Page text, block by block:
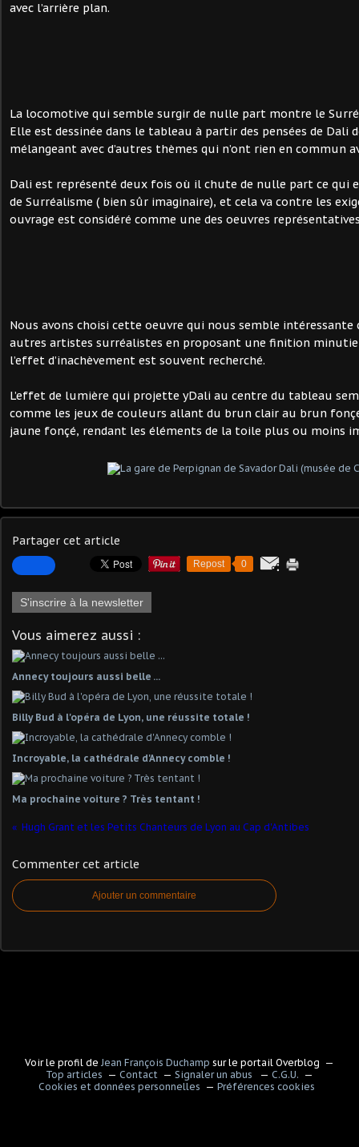
avec l’arrière plan.
La locomotive qui semble surgir de nulle part montre le
Elle est dessinée dans le tableau à partir des pensées de Dali
mélangeant avec d’autres thèmes qui n’ont rien en commun
Dali est représenté deux fois où il chute de nulle part ce qui
de Surréalisme ( bien sûr imaginaire), et cela va contre les
ouvrage est considéré comme une des oeuvres
Nous avons choisi cette oeuvre qui nous semble intéressante
autres artistes surréalistes en proposant une finition
l’effet d’inachèvement est souvent recherché.
L’effet de lumière qui projette yDali au centre du tableau
comme les jeux de couleurs allant du brun clair au brun
jaune fonçé, rendant les éléments de la toile plus ou moins
Partager cet article
Repost 0
S'inscrire à la newsletter
Vous aimerez aussi :
Annecy toujours aussi belle ...
Billy Bud à l'opéra de Lyon, une réussite totale !
Incroyable, la cathédrale d'Annecy comble !
Ma prochaine voiture ? Très tentant !
Hugh Grant et les Petits Chanteurs de Lyon au Cap d'Antibes
Commenter cet article
Ajouter un commentaire
Voir le profil de Jean François Duchamp sur le portail Overblog
Top articles
Contact Signaler un abus
C.G.U.
Cookies et données personnelles
Préférences cookies